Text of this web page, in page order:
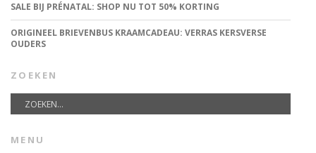
SALE BIJ PRÉNATAL: SHOP NU TOT 50% KORTING
ORIGINEEL BRIEVENBUS KRAAMCADEAU: VERRAS KERSVERSE
OUDERS
ZOEKEN
MENU